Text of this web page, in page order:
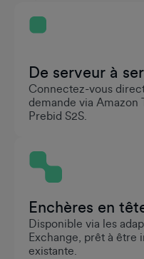
De serveur à
Connectez-vous
demande via
Prebid S2S.
Enchères en
Disponible via les
Exchange, prêt à être
existante.